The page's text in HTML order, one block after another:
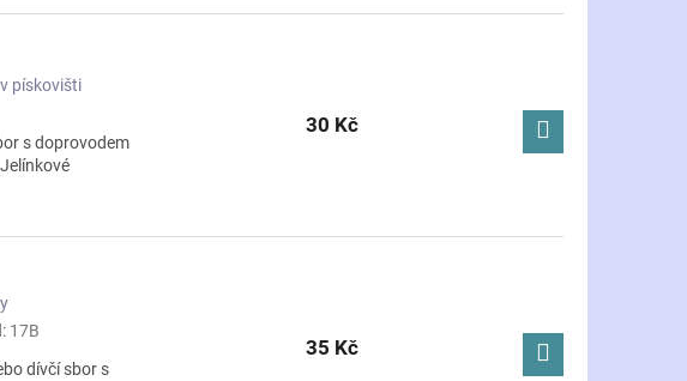
pískovišti
s doprovodem
30 Kč
17B
dívčí sbor s
35 Kč